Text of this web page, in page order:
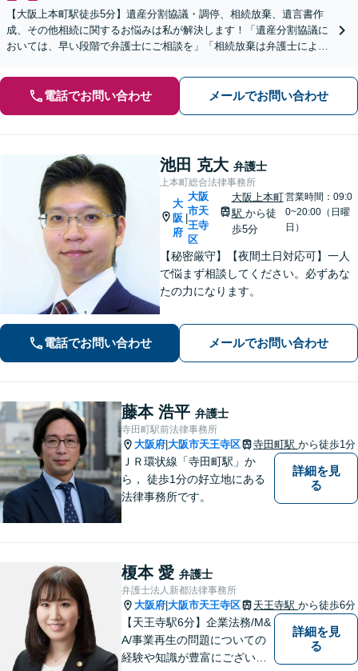
【大阪上本町駅徒歩5分】遺産分割協議・調停、相続放棄、遺言書作
成、その他相続に関するお悩みは私が解決します！「遺産分割協議に
おいては、早い段階で弁護士にご相談を」「相続放棄は弁護士による
電話でお問い合わせ メールでお問い合わせ
池田 克大 弁護士
上本町総合法律事務所
大
阪
府
|
大阪
市天
王寺
区
大阪上本町
駅 から徒
歩5分
営業時間：09:0
0~20:00（日曜
日）
【秘密厳守】【夜間土日対応可】一人
で悩まず相談してください。必ずあな
たの力になります。
電話でお問い合わせ メールでお問い合わせ
藤本 浩平 弁護士
寺田町駅前法律事務所
大阪府 大阪市天王寺区 寺田町駅 から徒歩1分
ＪＲ環状線「寺田町駅」か
ら， 徒歩1分の好立地にある
法律事務所です。
詳細を見
る
榎本 愛 弁護士
弁護士法人新都法律事務所
大阪府 大阪市天王寺区 天王寺駅 から徒歩6分
【天王寺駅6分】企業法務/M&
A/事業再生の問題についての
経験や知識が豊富にございま
詳細を見
る